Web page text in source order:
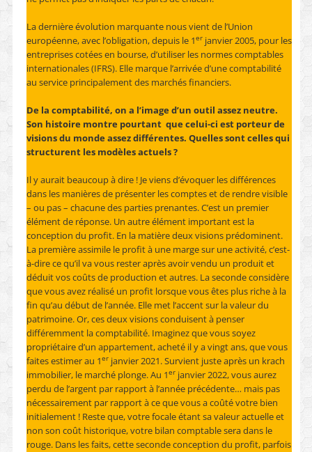
La dernière évolution marquante nous vient de l’Union
européenne, avec l’obligation, depuis le 1erjanvier 2005, pour les
entreprises cotées en bourse, d’utiliser les normes comptables
internationales (IFRS). Elle marque l’arrivée d’une comptabilité
au service principalement des marchés financiers.
De la comptabilité, on a l’image d’un outil assez neutre.
Son histoire montre pourtant que celui-ci est porteur de
visions du monde assez différentes. Quelles sont celles qui
structurent les modèles actuels ?
Il y aurait beaucoup à dire ! Je viens d’évoquer les différences
dans les manières de présenter les comptes et de rendre visible
– ou pas – chacune des parties prenantes. C’est un premier
élément de réponse. Un autre élément important est la
conception du profit. En la matière deux visions prédominent.
La première assimile le profit à une marge sur une activité, c’est-
à-dire ce qu’il va vous rester après avoir vendu un produit et
déduit vos coûts de production et autres. La seconde considère
que vous avez réalisé un profit lorsque vous êtes plus riche à la
fin qu’au début de l’année. Elle met l’accent sur la valeur du
patrimoine. Or, ces deux visions conduisent à penser
différemment la comptabilité. Imaginez que vous soyez
propriétaire d’un appartement, acheté il y a vingt ans, que vous
faites estimer au 1erjanvier 2021. Survient juste après un krach
immobilier, le marché plonge. Au 1erjanvier 2022, vous aurez
perdu de l’argent par rapport à l’année précédente… mais pas
nécessairement par rapport à ce que vous a coûté votre bien
initialement ! Reste que, votre focale étant sa valeur actuelle et
non son coût historique, votre bilan comptable sera dans le
rouge. Dans les faits, cette seconde conception du profit, parfois